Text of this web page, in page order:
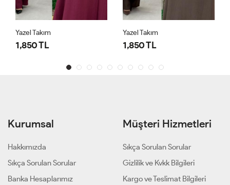
Yazel Takım
1,850 TL
Yazel Takım
1,850 TL
Kurumsal
Hakkımızda
Sıkça Sorulan Sorular
Banka Hesaplarımız
Müşteri Hizmetleri
Sıkça Sorulan Sorular
Gizlilik ve Kvkk Bilgileri
Kargo ve Teslimat Bilgileri